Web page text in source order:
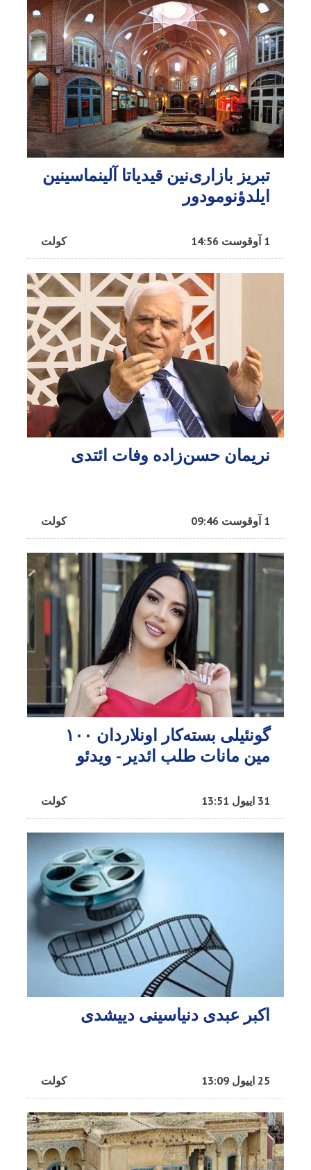
تبریز بازاری‌نین قیدیاتا آلینماسینین
ایلدؤنومودور
کولت 1 آوقوست 14:56
نریمان حسن‌زاده وفات ائتدی
کولت 1 آوقوست 09:46
گونئیلی بسته‌کار اونلاردان ۱۰۰
مین مانات طلب ائدیر - ویدئو
کولت 31 اییول 13:51
اکبر عبدی دنیاسینی دییشدی
کولت 25 اییول 13:09